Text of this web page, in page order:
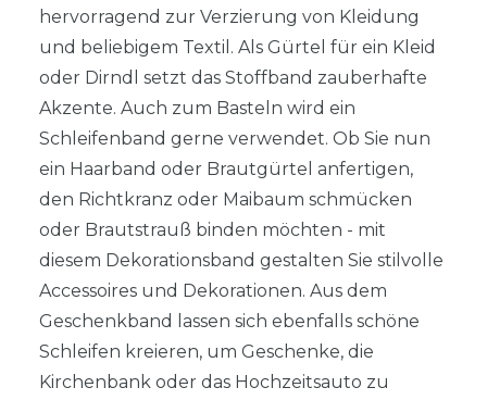
hervorragend zur Verzierung von Kleidung
und beliebigem Textil. Als Gürtel für ein Kleid
oder Dirndl setzt das Stoffband zauberhafte
Akzente. Auch zum Basteln wird ein
Schleifenband gerne verwendet. Ob Sie nun
ein Haarband oder Brautgürtel anfertigen,
den Richtkranz oder Maibaum schmücken
oder Brautstrauß binden möchten - mit
diesem Dekorationsband gestalten Sie stilvolle
Accessoires und Dekorationen. Aus dem
Geschenkband lassen sich ebenfalls schöne
Schleifen kreieren, um Geschenke, die
Kirchenbank oder das Hochzeitsauto zu